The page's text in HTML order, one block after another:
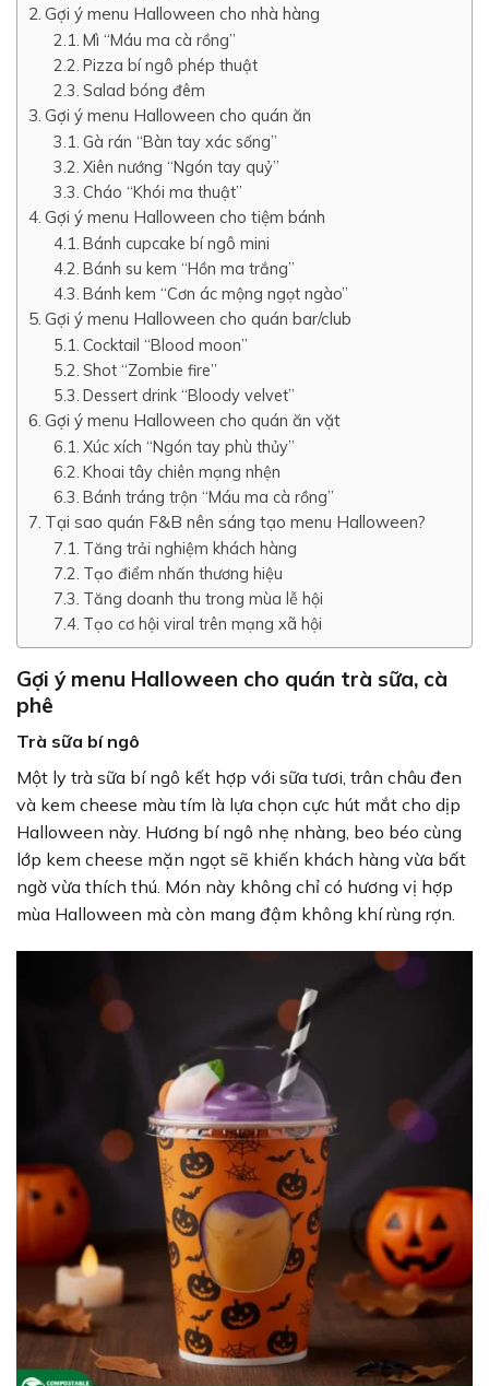
Gợi ý menu Halloween cho nhà hàng
Mì “Máu ma cà rồng”
Pizza bí ngô phép thuật
Salad bóng đêm
Gợi ý menu Halloween cho quán ăn
Gà rán “Bàn tay xác sống”
Xiên nướng “Ngón tay quỷ”
Cháo “Khói ma thuật”
Gợi ý menu Halloween cho tiệm bánh
Bánh cupcake bí ngô mini
Bánh su kem “Hồn ma trắng”
Bánh kem “Cơn ác mộng ngọt ngào”
Gợi ý menu Halloween cho quán bar/club
Cocktail “Blood moon”
Shot “Zombie fire”
Dessert drink “Bloody velvet”
Gợi ý menu Halloween cho quán ăn vặt
Xúc xích “Ngón tay phù thủy”
Khoai tây chiên mạng nhện
Bánh tráng trộn “Máu ma cà rồng”
Tại sao quán F&B nên sáng tạo menu Halloween?
Tăng trải nghiệm khách hàng
Tạo điểm nhấn thương hiệu
Tăng doanh thu trong mùa lễ hội
Tạo cơ hội viral trên mạng xã hội
Gợi ý menu Halloween cho quán trà sữa, cà
phê
Trà sữa bí ngô
Một ly trà sữa bí ngô kết hợp với sữa tươi, trân châu đen
và kem cheese màu tím là lựa chọn cực hút mắt cho dịp
Halloween này. Hương bí ngô nhẹ nhàng, beo béo cùng
lớp kem cheese mặn ngọt sẽ khiến khách hàng vừa bất
ngờ vừa thích thú. Món này không chỉ có hương vị hợp
mùa Halloween mà còn mang đậm không khí rùng rợn.